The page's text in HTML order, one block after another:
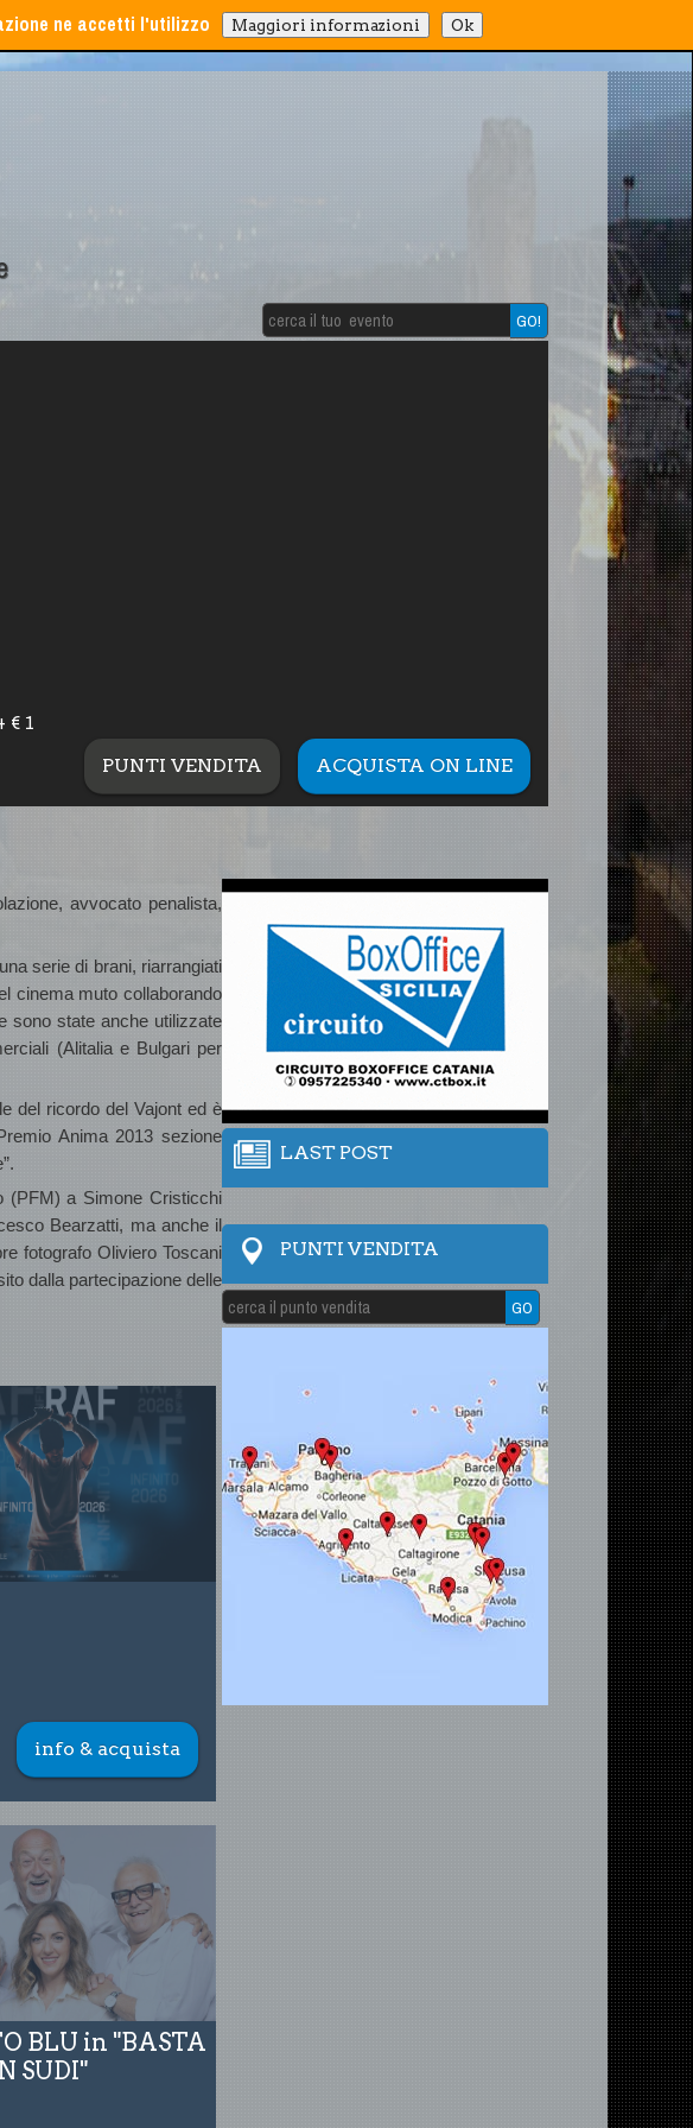
€ 1
ACQUISTA ON LINE
PUNTI VENDITA
avvocato penalista,
serie di brani, riarrangiati
cinema muto collaborando
sono state anche utilizzate
(Alitalia e Bulgari per
del ricordo del Vajont ed è
Anima 2013 sezione
(PFM) a Simone Cristicchi
Bearzatti, ma anche il
fotografo Oliviero Toscani
dalla partecipazione delle
info & acquista
BLU in "BASTA
SUDI"
LAST POST
PUNTI VENDITA
ne accetti l'utilizzo Maggiori informazioni Ok